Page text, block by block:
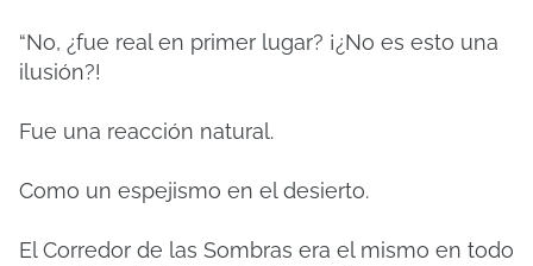
“No, ¿fue real en primer lugar? ¡¿No es esto una
ilusión?!
Fue una reacción natural.
Como un espejismo en el desierto.
El Corredor de las Sombras era el mismo en todo